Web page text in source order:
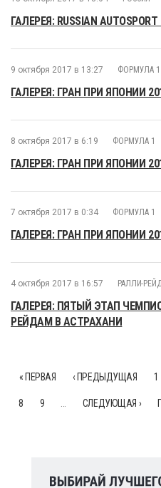
ГАЛЕРЕЯ: RUSSIAN AUTOSPORT
9 октября 2017 в 13:27 ФОРМУЛА 1
ГАЛЕРЕЯ: ГРАН ПРИ ЯПОНИИ
8 октября 2017 в 6:19 ФОРМУЛА 1
ГАЛЕРЕЯ: ГРАН ПРИ ЯПОНИИ
7 октября 2017 в 0:34 ФОРМУЛА 1
ГАЛЕРЕЯ: ГРАН ПРИ ЯПОНИИ
4 октября 2017 в 16:57 РАЛЛИ-
ГАЛЕРЕЯ: ПЯТЫЙ ЭТАП
РЕЙДАМ В АСТРАХАНИ
« ПЕРВАЯ ‹ ПРЕДЫДУЩАЯ 1
8 9 СЛЕДУЮЩАЯ ›